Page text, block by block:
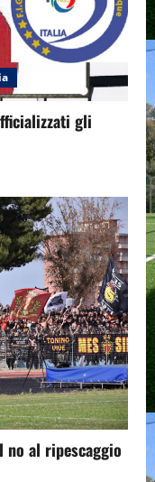
gli
no al ripescaggio